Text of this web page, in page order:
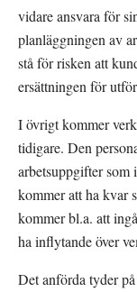
vidare ansvara för
planläggningen av
stå för risken att
ersättningen för
I övrigt kommer
tidigare. Den
arbetsuppgifter
kommer att ha kvar
kommer bl.a. att
ha inflytande över
Det anförda tyder